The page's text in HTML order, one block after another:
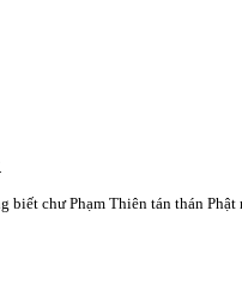
biết chư Phạm Thiên tán thán